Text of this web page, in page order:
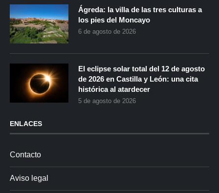
Ágreda: la villa de las tres culturas a
los pies del Moncayo
6 de agosto de 2026
El eclipse solar total del 12 de agosto
de 2026 en Castilla y León: una cita
histórica al atardecer
5 de agosto de 2026
ENLACES
Contacto
Aviso legal